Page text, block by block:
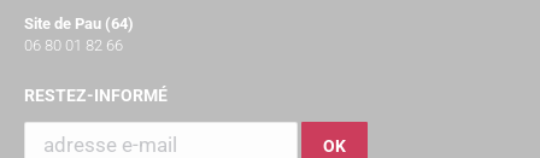
Site de Pau (64)
06 80 01 82 66
RESTEZ-INFORMÉ